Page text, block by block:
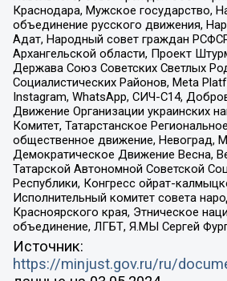
Краснодара, Мужское государство,
объединение русского движения,
Адат, Народный совет граждан
Архангельской области, Проект
Держава Союз Советских Светлых
Социалистических Районов, Meta
Instagram, WhatsApp, СИЧ-С14,
Движение Организации украинских
Комитет, Татарстанское
общественное движение, Невоград,
Демократическое Движение Весна,
Татарской Автономной Советской
Республики, Конгресс ойрат-
Исполнительный комитет совета
Красноярского края, Этническое
объединение, ЛГБТ, Я.МЫ Сергей
Источник:
https://minjust.gov.ru/ru/